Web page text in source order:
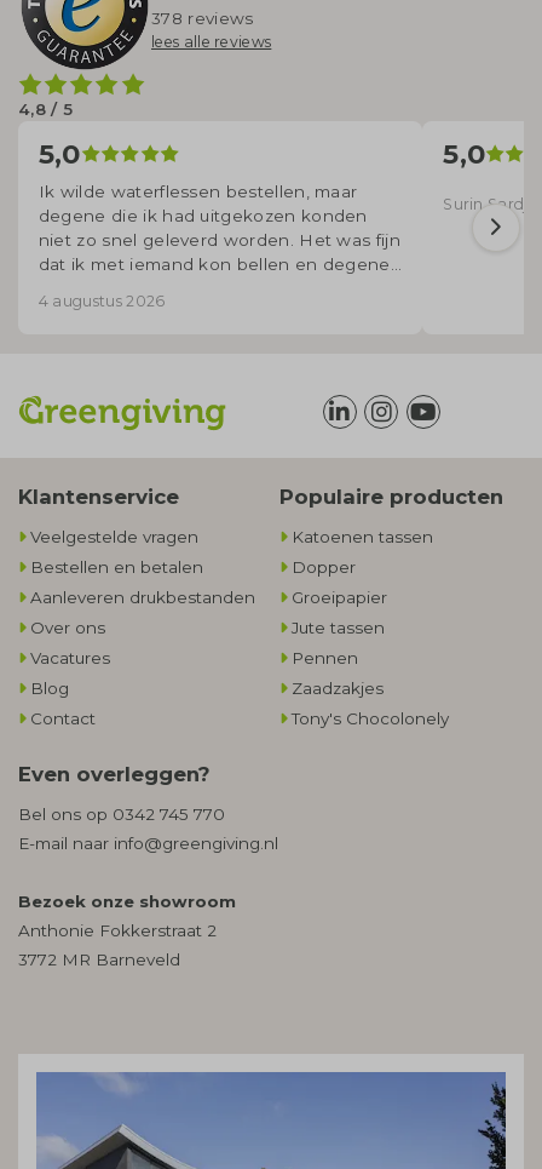
4,8 / 5
378 reviews
lees alle reviews
5,0
Ik wilde waterflessen bestellen, maar
degene die ik had uitgekozen konden
niet zo snel geleverd worden. Het was fijn
dat ik met iemand kon bellen en degene
korte termijn geleverd konden worden.
4 augustus 2026
5,0
Surin
Klantenservice
Veelgestelde vragen
Bestellen en betalen
Aanleveren drukbestanden
Over ons
Vacatures
Blog
Contact
Populaire producten
Katoenen tassen
Dopper
Groeipapier
Jute tassen
Pennen
Zaadzakjes
Tony's Chocolonely
Even overleggen?
Bel ons op 0342 745 770
E-mail naar info@greengiving.nl
Bezoek onze showroom
Anthonie Fokkerstraat 2
3772 MR Barneveld